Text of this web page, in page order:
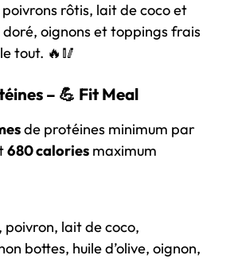
rôtis, lait de coco et
doré, oignons et toppings frais
tout. 🔥🥢
– 💪 Fit Meal
de protéines minimum par
680 calories maximum
poivron, lait de coco,
bottes, huile d’olive, oignon,